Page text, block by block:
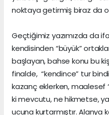
noktaya getirmiş biraz da
Geçtiğimiz yazımızda da
kendisinden “büyük”
başlayan, bahse konu bu
finalde, “kendince” tur
kazanç eklerken, maalesef
ki mevcutu, ne hikmetse,
ucuna kurtarmıştır. Alanya